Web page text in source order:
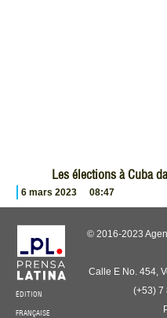
Les élections à Cuba
6 mars 2023 08:47
ÉDITION
FRANÇAISE
© 2016-2023
Calle E No. 454,
(+53) 7